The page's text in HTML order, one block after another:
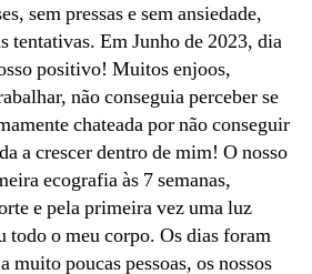
sem pressas e sem ansiedade,
tentativas. Em Junho de 2023, dia
positivo! Muitos enjoos,
não conseguia perceber se
chateada por não conseguir
a crescer dentro de mim! O nosso
ecografia às 7 semanas,
e pela primeira vez uma luz
todo o meu corpo. Os dias foram
muito poucas pessoas, os nossos